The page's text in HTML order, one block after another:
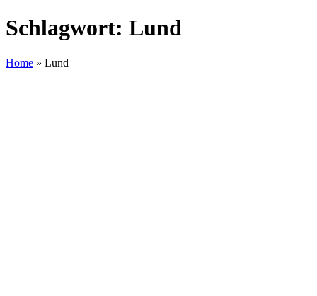
Schlagwort: Lund
Home » Lund